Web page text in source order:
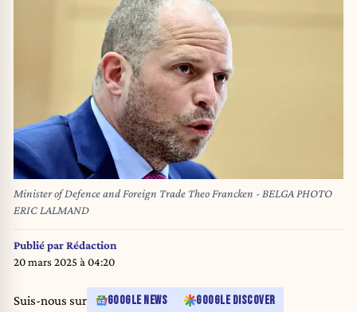
Minister of Defence and Foreign Trade Theo Francken - BELGA PHOTO
ERIC LALMAND
Publié parRédaction
20 mars 2025 à 04:20
Suis-nous sur GOOGLE NEWS GOOGLE DISCOVER